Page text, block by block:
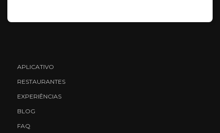
APLICATIVO
RESTAURANTES
EXPERIÊNCIAS
BLOG
FAQ